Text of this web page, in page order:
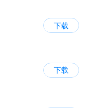
下载
下载